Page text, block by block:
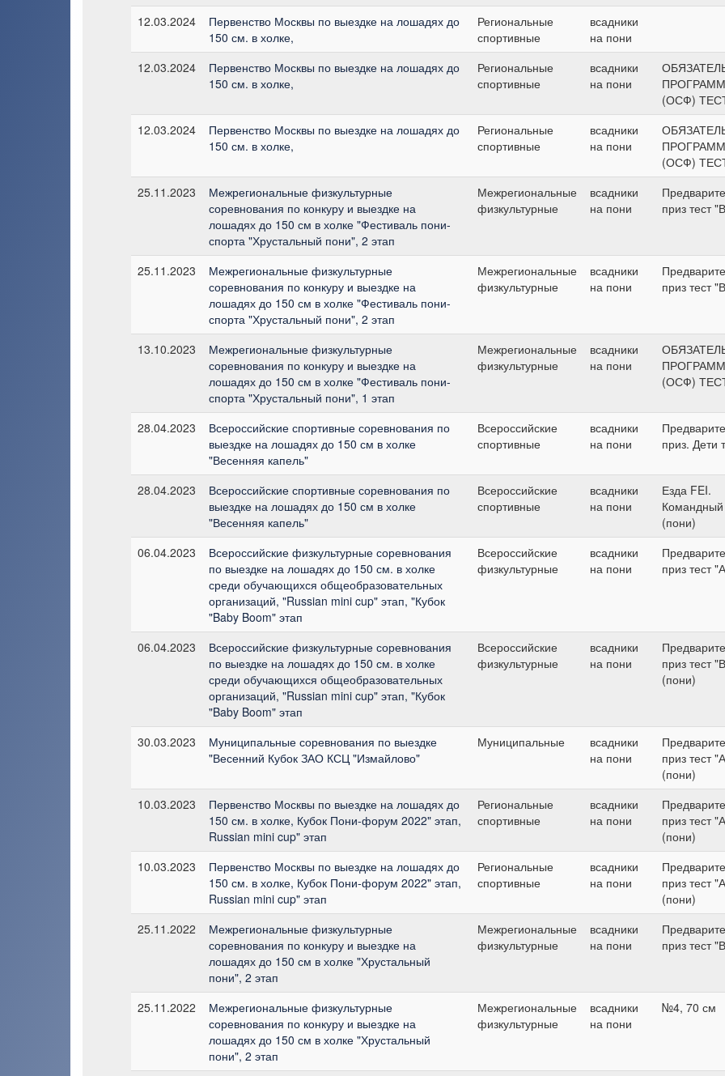
12.03.2024
Первенство Москвы по выездке на лошадях до
150 см. в холке,
Региональные
спортивные
всадники
на пони
12.03.2024
Первенство Москвы по выездке на лошадях до
150 см. в холке,
Региональные
спортивные
всадники
на пони
(ОСФ)
12.03.2024
Первенство Москвы по выездке на лошадях до
150 см. в холке,
Региональные
спортивные
всадники
на пони
(ОСФ)
25.11.2023
Межрегиональные физкультурные
соревнования по конкуру и выездке на
лошадях до 150 см в холке "Фестиваль пони-
спорта "Хрустальный пони", 2 этап
Межрегиональные
физкультурные
всадники
на пони
приз тест
25.11.2023
Межрегиональные физкультурные
соревнования по конкуру и выездке на
лошадях до 150 см в холке "Фестиваль пони-
спорта "Хрустальный пони", 2 этап
Межрегиональные
физкультурные
всадники
на пони
приз тест
13.10.2023
Межрегиональные физкультурные
соревнования по конкуру и выездке на
лошадях до 150 см в холке "Фестиваль пони-
спорта "Хрустальный пони", 1 этап
Межрегиональные
физкультурные
всадники
на пони
(ОСФ)
28.04.2023
Всероссийские спортивные соревнования по
выездке на лошадях до 150 см в холке
"Весенняя капель"
Всероссийские
спортивные
всадники
на пони
приз. Дети
28.04.2023
Всероссийские спортивные соревнования по
выездке на лошадях до 150 см в холке
"Весенняя капель"
Всероссийские
спортивные
всадники
на пони
Езда FEI.
Командный
(пони)
06.04.2023
Всероссийские физкультурные соревнования
по выездке на лошадях до 150 см. в холке
среди обучающихся общеобразовательных
организаций, "Russian mini cup" этап, "Кубок
"Baby Boom" этап
Всероссийские
физкультурные
всадники
на пони
приз тест
06.04.2023
Всероссийские физкультурные соревнования
по выездке на лошадях до 150 см. в холке
среди обучающихся общеобразовательных
организаций, "Russian mini cup" этап, "Кубок
"Baby Boom" этап
Всероссийские
физкультурные
всадники
на пони
приз тест
(пони)
30.03.2023
Муниципальные соревнования по выездке
"Весенний Кубок ЗАО КСЦ "Измайлово"
Муниципальные
всадники
на пони
приз тест
(пони)
10.03.2023
Первенство Москвы по выездке на лошадях до
150 см. в холке, Кубок Пони-форум 2022" этап,
Russian mini cup" этап
Региональные
спортивные
всадники
на пони
приз тест
(пони)
10.03.2023
Первенство Москвы по выездке на лошадях до
150 см. в холке, Кубок Пони-форум 2022" этап,
Russian mini cup" этап
Региональные
спортивные
всадники
на пони
приз тест
(пони)
25.11.2022
Межрегиональные физкультурные
соревнования по конкуру и выездке на
лошадях до 150 см в холке "Хрустальный
пони", 2 этап
Межрегиональные
физкультурные
всадники
на пони
приз тест
25.11.2022
Межрегиональные физкультурные
соревнования по конкуру и выездке на
лошадях до 150 см в холке "Хрустальный
пони", 2 этап
Межрегиональные
физкультурные
всадники
на пони
№4, 70 см